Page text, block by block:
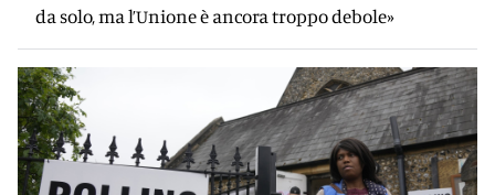
da solo, ma l’Unione è ancora troppo debole»